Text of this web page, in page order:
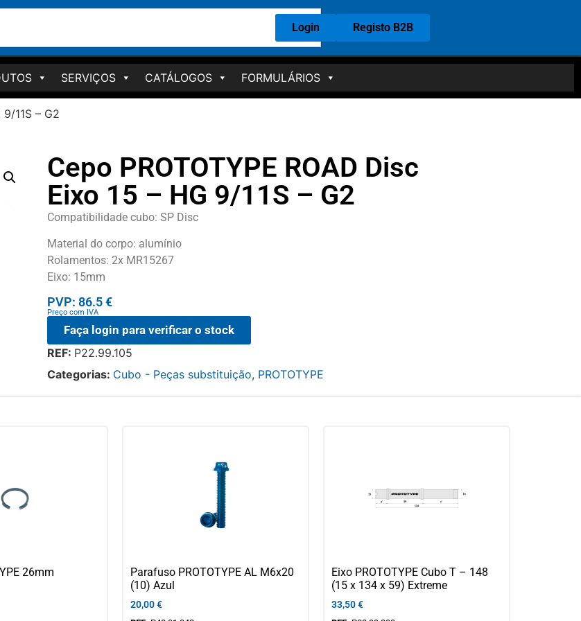
Login Registo B2B
SERVIÇOS CATÁLOGOS FORMULÁRIOS
11S – G2
Cepo PROTOTYPE ROAD Disc
Eixo 15 – HG 9/11S – G2
Compatibilidade cubo: SP Disc
Material do corpo: alumínio
Rolamentos: 2x MR15267
Eixo: 15mm
PVP: 86.5 €
Preço com IVA
Faça login para verificar o stock
REF: P22.99.105
Categorias: Cubo - Peças substituição, PROTOTYPE
26mm
Parafuso PROTOTYPE AL M6x20
(10) Azul
20,00€
Eixo PROTOTYPE Cubo T – 148
(15 x 134 x 59) Extreme
33,50€